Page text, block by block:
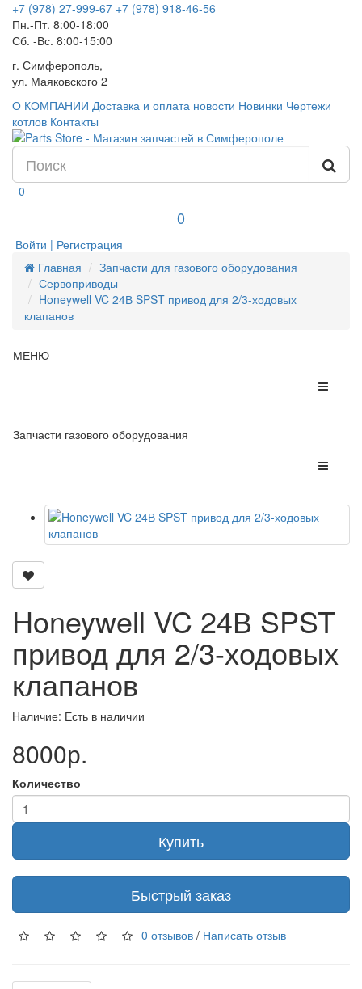
+7 (978) 27-999-67 +7 (978) 918-46-56
Пн.-Пт. 8:00-18:00
Сб. -Вс. 8:00-15:00
г. Симферополь,
ул. Маяковского 2
О КОМПАНИИ Доставка и оплата новости Новинки Чертежи
котлов Контакты
0
0
Войти | Регистрация
Главная
Запчасти для газового оборудования
Сервоприводы
Honeywell VC 24В SPST привод для 2/3-ходовых
клапанов
МЕНЮ
Запчасти газового оборудования
Honeywell VC 24В SPST
привод для 2/3-ходовых
клапанов
Наличие: Есть в наличии
8000р.
Количество
Купить
Быстрый заказ
0 отзывов / Написать отзыв